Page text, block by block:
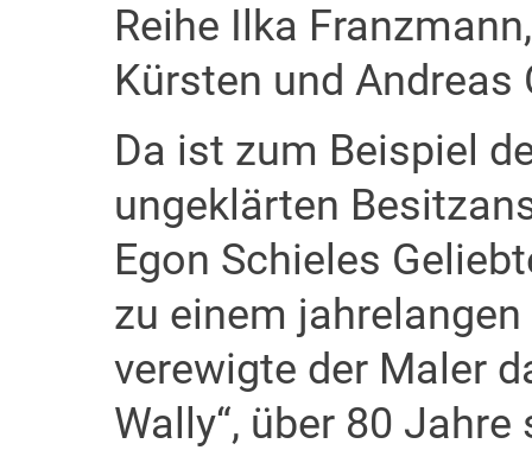
Reihe Ilka
Kürsten und
Da ist zum Beispiel
ungeklärten
Egon Schieles
zu einem
verewigte der Maler
Wally“, über 80